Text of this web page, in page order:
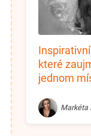
které
jednom
Markéta